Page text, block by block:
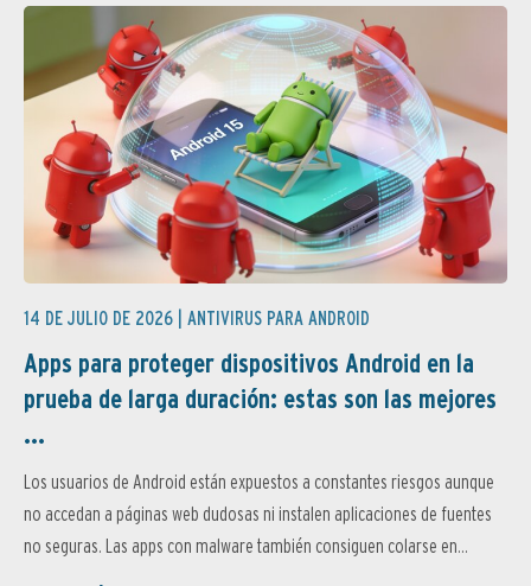
14 DE JULIO DE 2026 | ANTIVIRUS PARA ANDROID
Apps para proteger dispositivos Android en la
prueba de larga duración: estas son las mejores
...
Los usuarios de Android están expuestos a constantes riesgos aunque
no accedan a páginas web dudosas ni instalen aplicaciones de fuentes
no seguras. Las apps con malware también consiguen colarse en...